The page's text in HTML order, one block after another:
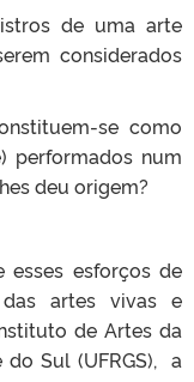
de uma arte
considerados
se como
performados num
deu origem?
esforços de
artes vivas e
de Artes da
do Sul (UFRGS), a